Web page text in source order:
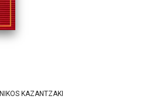
NIKOS KAZANTZAKI